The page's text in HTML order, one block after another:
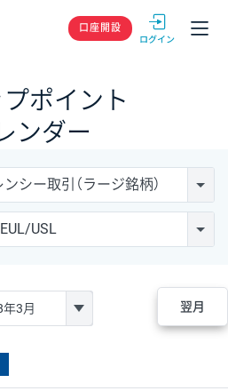
GMOクリック
口座開設
ポイント
ンダー
シー取引（ラージ銘柄）
EUL/USL
翌月